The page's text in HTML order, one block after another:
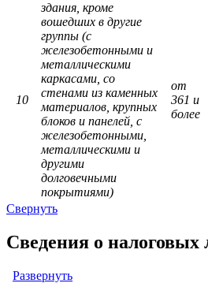
10
здания, кроме
вошедших в другие
группы (с
железобетонными и
металлическими
каркасами, со
стенами из каменных
материалов, крупных
блоков и панелей, с
железобетонными,
металлическими и
другими
долговечными
покрытиями)
от
361 и
более
Свернуть
Сведения о налоговых
Развернуть